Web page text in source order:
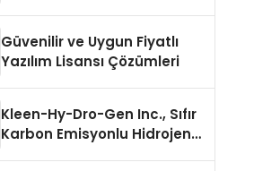
Güvenilir ve Uygun Fiyatlı
Yazılım Lisansı Çözümleri
Kleen-Hy-Dro-Gen Inc., Sıfır
Karbon Emisyonlu Hidrojen